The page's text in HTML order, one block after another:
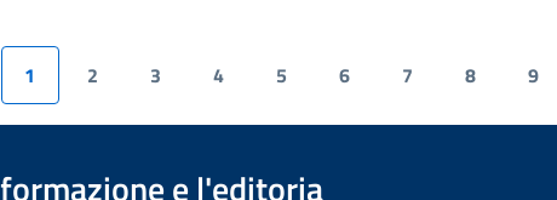
1 2 3 4 5 6 7 8 9
e l'editoria